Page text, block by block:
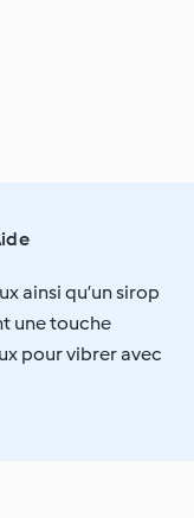
ainsi qu’un sirop
une touche
pour vibrer avec